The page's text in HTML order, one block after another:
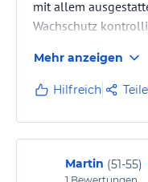
mit allem
Wachschutz
Urlaub genießen
zweimal jedes Jahr
Mehr anzeigen
Hilfreich
Martin (51-55)